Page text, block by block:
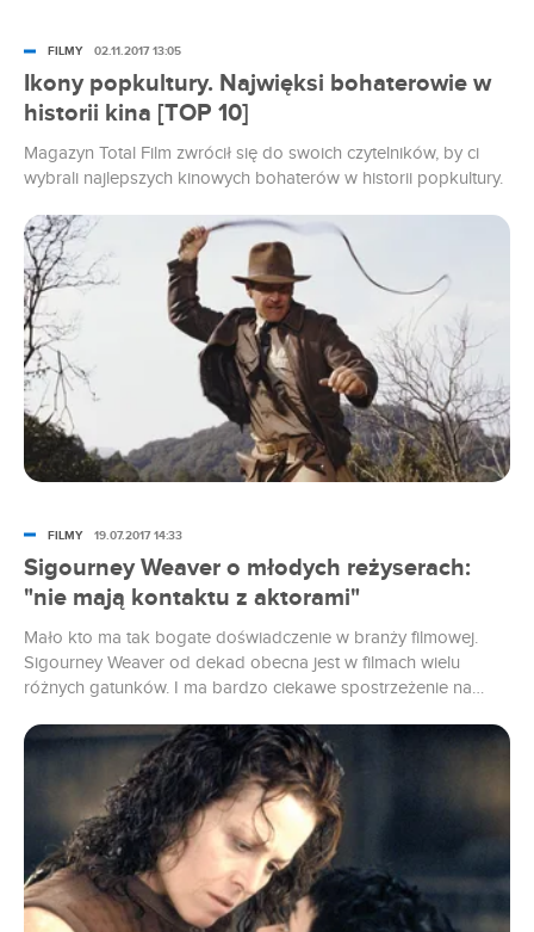
Ikony popkultury. Najwięksi bohaterowie w
historii kina [TOP 10]
Magazyn Total Film zwrócił się do swoich czytelników, by ci
wybrali najlepszych kinowych bohaterów w historii popkultury.
FILMY 02.11.2017 13:05
Sigourney Weaver o młodych reżyserach:
"nie mają kontaktu z aktorami"
Mało kto ma tak bogate doświadczenie w branży filmowej.
Sigourney Weaver od dekad obecna jest w filmach wielu
różnych gatunków. I ma bardzo ciekawe spostrzeżenie na
FILMY 19.07.2017 14:33